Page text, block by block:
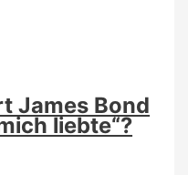
James Bond
liebte“?